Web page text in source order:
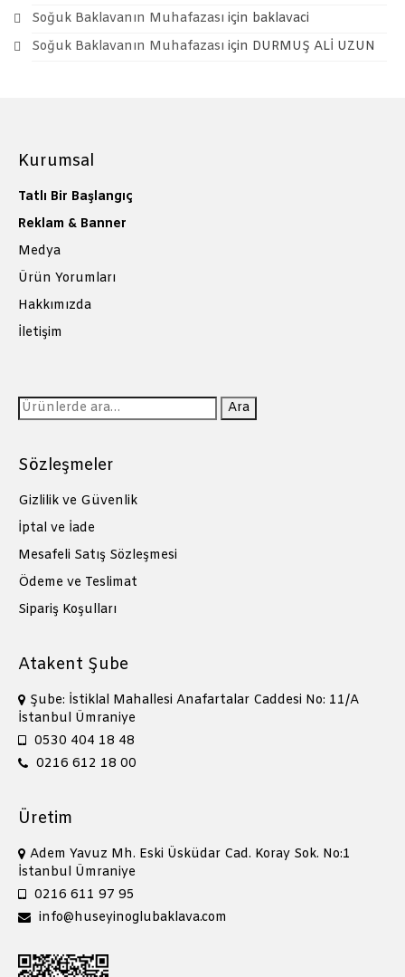
Soğuk Baklavanın Muhafazası için baklavaci
Soğuk Baklavanın Muhafazası için DURMUŞ ALİ UZUN
Kurumsal
Tatlı Bir Başlangıç
Reklam & Banner
Medya
Ürün Yorumları
Hakkımızda
İletişim
Ara: Ara
Sözleşmeler
Gizlilik ve Güvenlik
İptal ve İade
Mesafeli Satış Sözleşmesi
Ödeme ve Teslimat
Sipariş Koşulları
Atakent Şube
Şube: İstiklal Mahallesi Anafartalar Caddesi No: 11/A
İstanbul Ümraniye
0530 404 18 48
0216 612 18 00
Üretim
Adem Yavuz Mh. Eski Üsküdar Cad. Koray Sok. No:1
İstanbul Ümraniye
0216 611 97 95
info@huseyinoglubaklava.com